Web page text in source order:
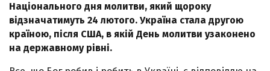
Національного дня молитви, який щороку
відзначатимуть 24 лютого. Україна стала другою
країною, після США, в якій День молитви узаконено
на державному рівні.